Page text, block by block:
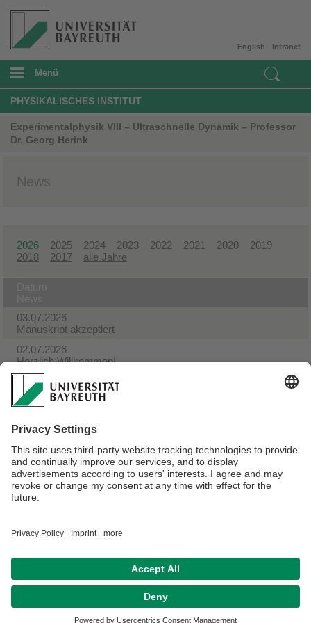
Intranet
English
Menü
PHYSIKALISCHES INSTITUT
Experimentalphysik VIII – Ultraschnelle Dynamik – Professor
Dr. Georg Herink
News
2026 2025 2024 2023 2022 2021 2020
2019
2018
2017 alle Jahre
03.07.2026
Manuskript akzeptiert
02.07.2026
Herzlich Willkommen!
09.04.2026
Ankündigung: Hauptseminar "Experimente mit dem
Quantenkoffer"
05.03.2026
Trefft EP8 auf der DPG Frühjahrstagung in Dresden
23.02.2026
Paper veröffentlicht
Impressum
Kontakt
Barrierefreiheitserklärung